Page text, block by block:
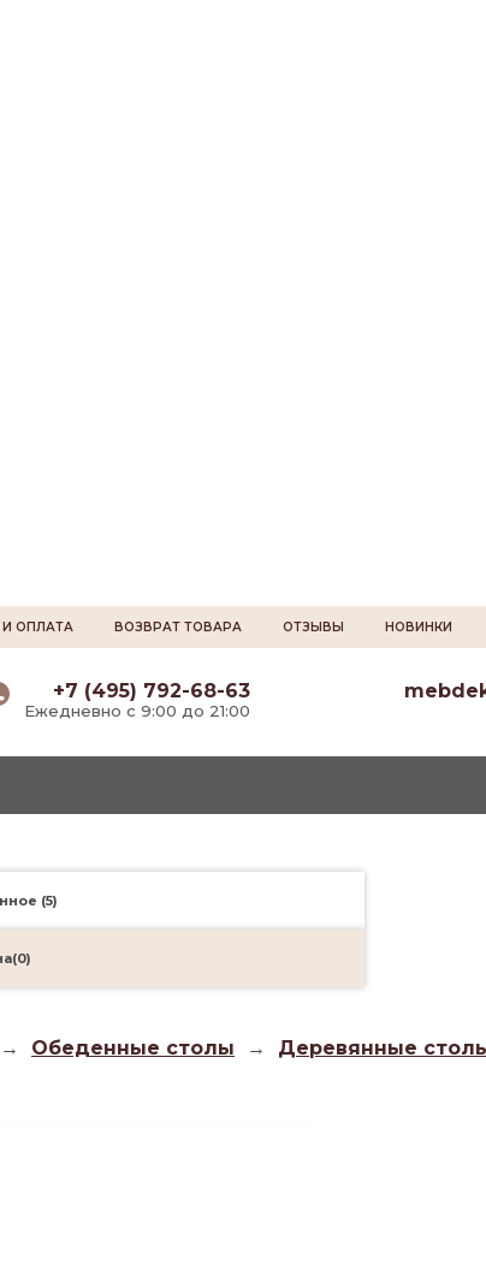
ОПЛАТА ВОЗВРАТ ТОВАРА ОТЗЫВЫ НОВИНКИ
+7 (495) 792-68-63
Ежедневно с 9:00 до 21:00
(5)
(0)
→ Обеденные столы → Деревянные